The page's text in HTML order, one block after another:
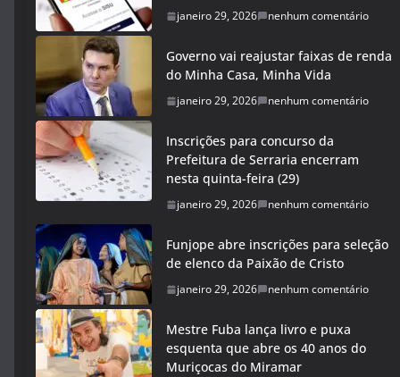
janeiro 29, 2026 nenhum comentário
Governo vai reajustar faixas de renda
do Minha Casa, Minha Vida
janeiro 29, 2026 nenhum comentário
Inscrições para concurso da
Prefeitura de Serraria encerram
nesta quinta-feira (29)
janeiro 29, 2026 nenhum comentário
Funjope abre inscrições para seleção
de elenco da Paixão de Cristo
janeiro 29, 2026 nenhum comentário
Mestre Fuba lança livro e puxa
esquenta que abre os 40 anos do
Muriçocas do Miramar